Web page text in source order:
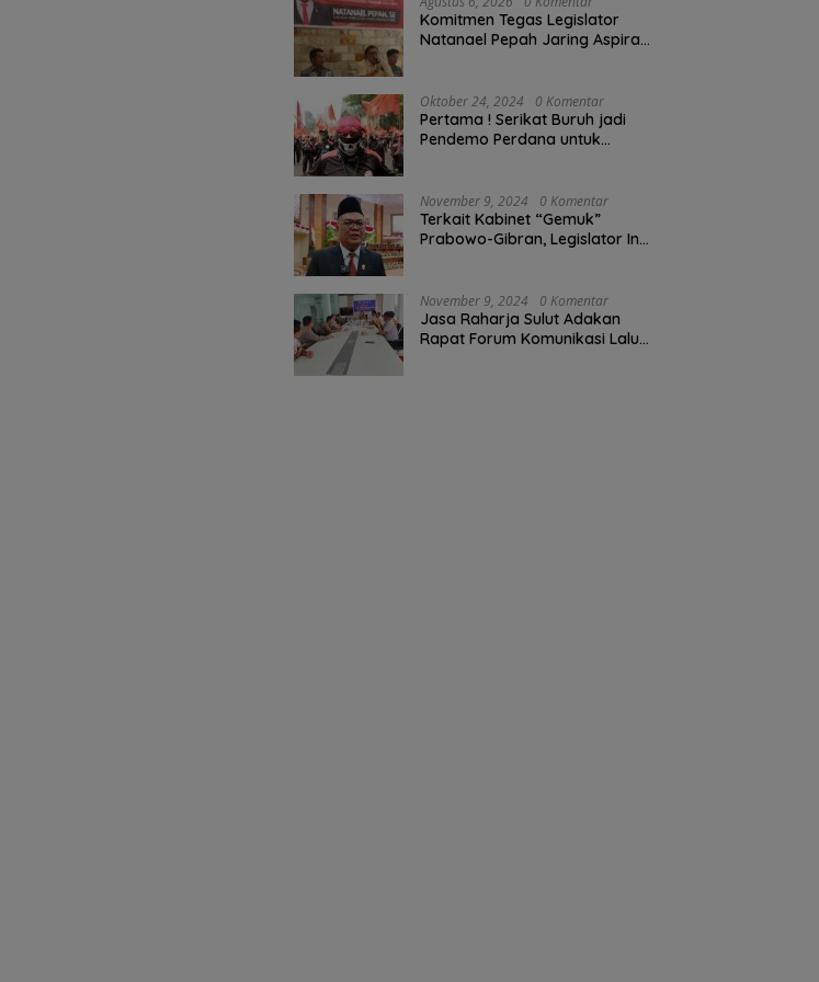
Komitmen Tegas Legislator
Natanael Pepah Jaring Aspirasi
Infrastruktur
Oktober 24, 2024 0 Komentar
Pertama ! Serikat Buruh jadi
Pendemo Perdana untuk
November 9, 2024 0 Komentar
Terkait Kabinet “Gemuk”
Prabowo-Gibran, Legislator Ini
November 9, 2024 0 Komentar
Jasa Raharja Sulut Adakan
Rapat Forum Komunikasi Lalu